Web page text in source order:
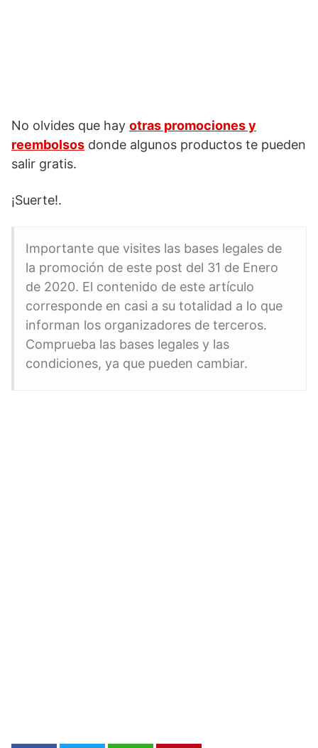
No olvides que hay otras promociones y
reembolsos donde algunos productos te pueden
salir gratis.
¡Suerte!.
Importante que visites las bases legales de
la promoción de este post del 31 de Enero
de 2020. El contenido de este artículo
corresponde en casi a su totalidad a lo que
informan los organizadores de terceros.
Comprueba las bases legales y las
condiciones, ya que pueden cambiar.